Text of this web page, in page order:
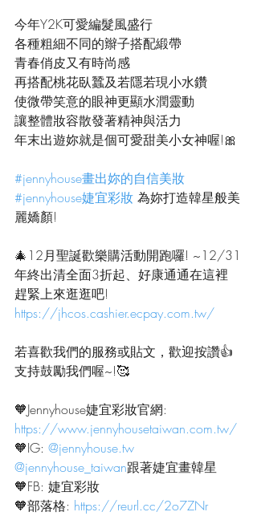
今年Y2K可愛編髮風盛行
各種粗細不同的辮子搭配緞帶
青春俏皮又有時尚感
再搭配桃花臥蠶及若隱若現小水鑽
使微帶笑意的眼神更顯水潤靈動
讓整體妝容散發著精神與活力
年末出遊妳就是個可愛甜美小女神喔!🎀
#jennyhouse畫出妳的自信美妝
#jennyhouse婕宜彩妝 為妳打造韓星般美
麗嬌顏!
🎄 12月聖誕歡樂購活動開跑囉! ~12/31
年終出清全面3折起、好康通通在這裡
趕緊上來逛逛吧!
https://jhcos.cashier.ecpay.com.tw/
若喜歡我們的服務或貼文，歡迎按讚👍
支持鼓勵我們喔~!🥰
🧡Jennyhouse婕宜彩妝官網:
https://www.jennyhousetaiwan.com.tw/
🧡IG: @jennyhouse.tw
@jennyhouse_taiwan跟著婕宜畫韓星
🧡FB: 婕宜彩妝
🧡部落格: https://reurl.cc/2o7ZNr